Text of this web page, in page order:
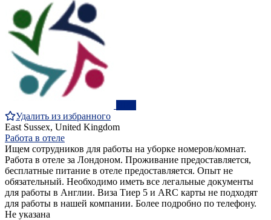
Удалить из избранного
East Sussex, United Kingdom
Работа в отеле
Ищем сотрудников для работы на уборке номеров/комнат.
Работа в отеле за Лондоном. Проживание предоставляется,
бесплатные питание в отеле предоставляется. Опыт не
обязательный. Необходимо иметь все легальные документы
для работы в Англии. Виза Тиер 5 и ARC карты не подходят
для работы в нашей компании. Более подробно по телефону.
Не указана